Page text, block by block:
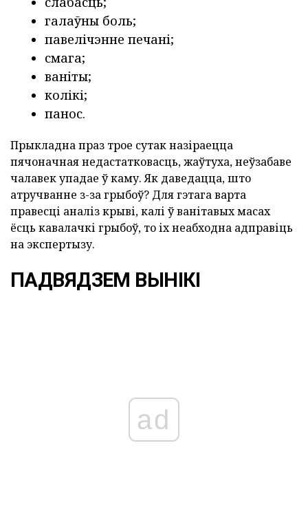
галаўны боль;
павелічэнне печані;
смага;
ваніты;
колікі;
панос.
Прыкладна праз трое сутак назіраецца
пячоначная недастатковасць, жаўтуха, неўзабаве
чалавек упадае ў каму. Як даведацца, што
атручванне з-за грыбоў? Для гэтага варта
правесці аналіз крыві, калі ў ванітавых масах
ёсць кавалачкі грыбоў, то іх неабходна адправіць
на экспертызу.
ПАДВЯДЗЕМ ВЫНІКІ
ad